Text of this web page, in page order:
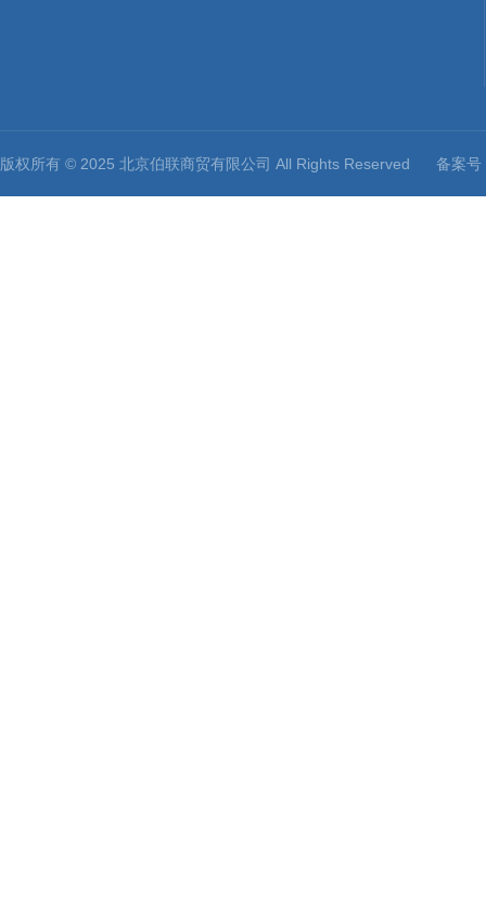
版权所有 © 2025 北京伯联商贸有限公司 All Rights Reserved 备案号